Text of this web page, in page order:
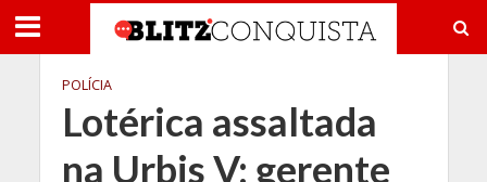
POLÍCIA
Lotérica assaltada
na Urbis V: gerente